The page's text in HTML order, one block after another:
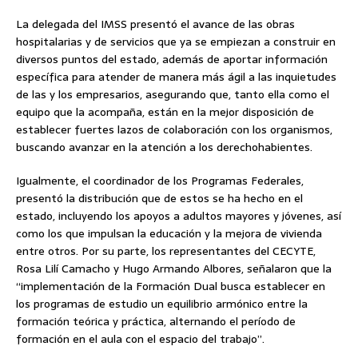
La delegada del IMSS presentó el avance de las obras
hospitalarias y de servicios que ya se empiezan a construir en
diversos puntos del estado, además de aportar información
específica para atender de manera más ágil a las inquietudes
de las y los empresarios, asegurando que, tanto ella como el
equipo que la acompaña, están en la mejor disposición de
establecer fuertes lazos de colaboración con los organismos,
buscando avanzar en la atención a los derechohabientes.
Igualmente, el coordinador de los Programas Federales,
presentó la distribución que de estos se ha hecho en el
estado, incluyendo los apoyos a adultos mayores y jóvenes, así
como los que impulsan la educación y la mejora de vivienda
entre otros. Por su parte, los representantes del CECYTE,
Rosa Lilí Camacho y Hugo Armando Albores, señalaron que la
“implementación de la Formación Dual busca establecer en
los programas de estudio un equilibrio armónico entre la
formación teórica y práctica, alternando el período de
formación en el aula con el espacio del trabajo”.